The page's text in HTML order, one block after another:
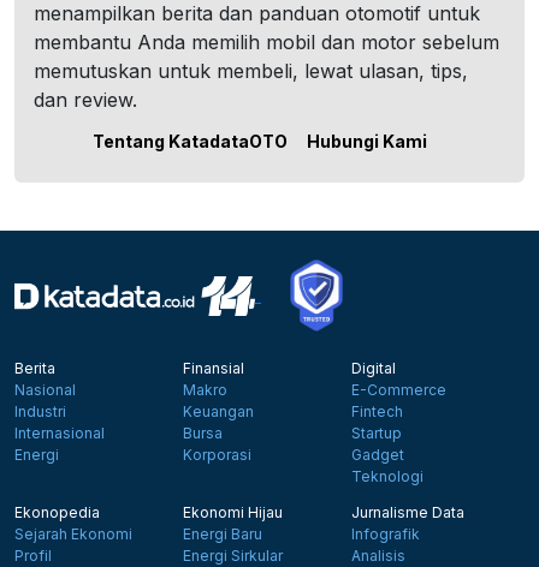
menampilkan berita dan panduan otomotif untuk
membantu Anda memilih mobil dan motor sebelum
memutuskan untuk membeli, lewat ulasan, tips,
dan review.
Tentang KatadataOTO Hubungi Kami
Berita
Nasional
Industri
Internasional
Energi
Finansial
Makro
Keuangan
Bursa
Korporasi
Digital
E-Commerce
Fintech
Startup
Gadget
Teknologi
Ekonopedia
Sejarah Ekonomi
Profil
Ekonomi Hijau
Energi Baru
Energi Sirkular
Jurnalisme Data
Infografik
Analisis